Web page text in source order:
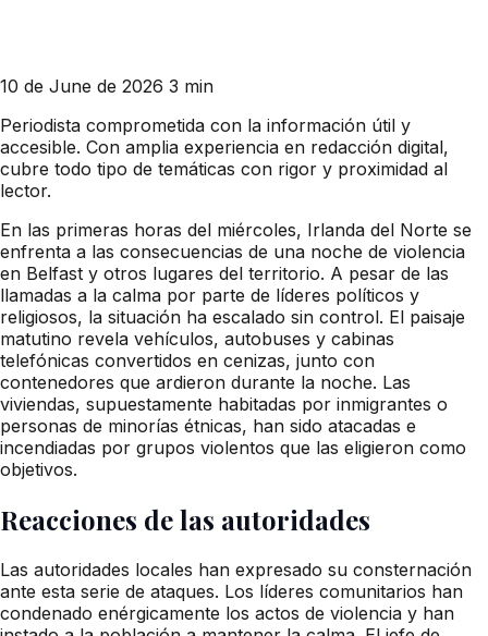
10 de June de 2026 3 min
Periodista comprometida con la información útil y
accesible. Con amplia experiencia en redacción digital,
cubre todo tipo de temáticas con rigor y proximidad al
lector.
En las primeras horas del miércoles, Irlanda del Norte se
enfrenta a las consecuencias de una noche de violencia
en Belfast y otros lugares del territorio. A pesar de las
llamadas a la calma por parte de líderes políticos y
religiosos, la situación ha escalado sin control. El paisaje
matutino revela vehículos, autobuses y cabinas
telefónicas convertidos en cenizas, junto con
contenedores que ardieron durante la noche. Las
viviendas, supuestamente habitadas por inmigrantes o
personas de minorías étnicas, han sido atacadas e
incendiadas por grupos violentos que las eligieron como
objetivos.
Reacciones de las autoridades
Las autoridades locales han expresado su consternación
ante esta serie de ataques. Los líderes comunitarios han
condenado enérgicamente los actos de violencia y han